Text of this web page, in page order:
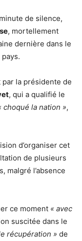
de silence,
, mortellement
dernière dans le
par la présidente de
, qui a qualifié le
choqué la nation »,
d’organiser cet
de plusieurs
malgré l’absence
ce moment « avec
suscitée dans le
récupération » de